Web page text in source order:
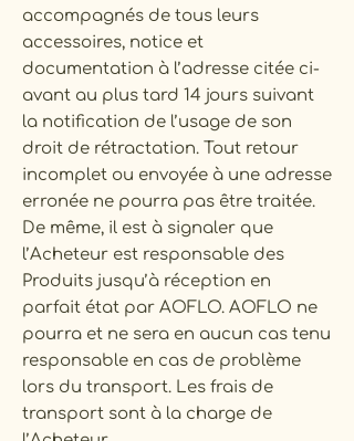
accompagnés de tous leurs
accessoires, notice et
documentation à l’adresse citée ci-
avant au plus tard 14 jours suivant
la notification de l’usage de son
droit de rétractation. Tout retour
incomplet ou envoyée à une adresse
erronée ne pourra pas être traitée.
De même, il est à signaler que
l’Acheteur est responsable des
Produits jusqu’à réception en
parfait état par AOFLO. AOFLO ne
pourra et ne sera en aucun cas tenu
responsable en cas de problème
lors du transport. Les frais de
transport sont à la charge de